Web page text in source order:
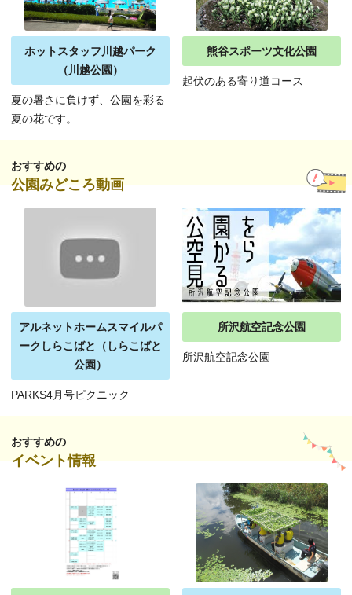
ホットスタッフ川越パーク
（川越公園）
夏の暑さに負けず、公園を彩る
夏の花です。
熊谷スポーツ文化公園
起伏のある寄り道コース
おすすめの
公園みどころ動画
アルネットホームスマイルパ
ークしらこばと（しらこばと
公園）
PARKS4月号ピクニック
所沢航空記念公園
所沢航空記念公園
おすすめの
イベント情報